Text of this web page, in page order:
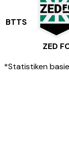
BTTS
ZED
*Statistiken